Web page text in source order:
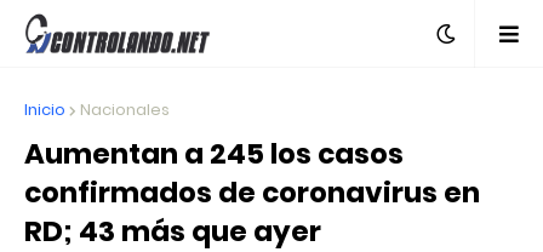
Inicio Nacionales
Aumentan a 245 los casos
confirmados de coronavirus en
RD; 43 más que ayer